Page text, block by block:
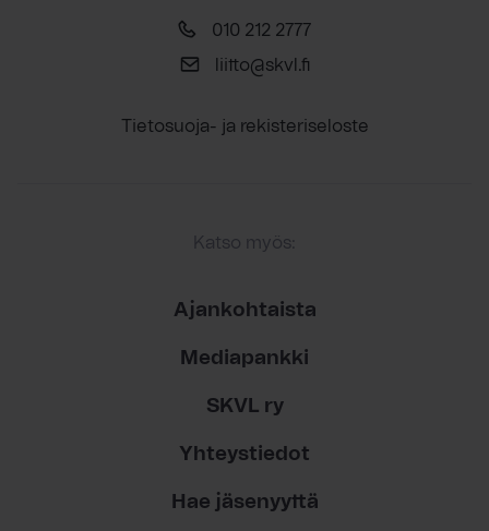
010 212 2777
liitto@skvl.fi
Tietosuoja- ja rekisteriseloste
Katso myös:
Ajankohtaista
Mediapankki
SKVL ry
Yhteystiedot
Hae jäsenyyttä